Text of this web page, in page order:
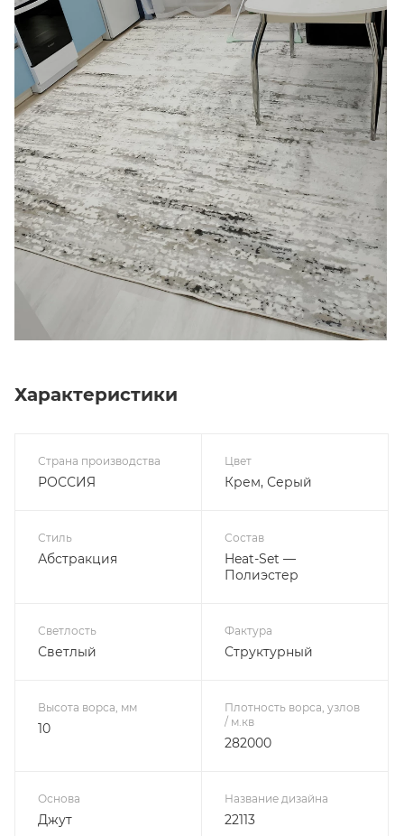
Характеристики
Страна производства
РОССИЯ
Цвет
Крем, Серый
Стиль
Абстракция
Состав
Heat-Set —
Полиэстер
Светлость
Светлый
Фактура
Структурный
Высота ворса, мм
10
Плотность ворса, узлов
/ м.кв
282000
Основа
Джут
Название дизайна
22113